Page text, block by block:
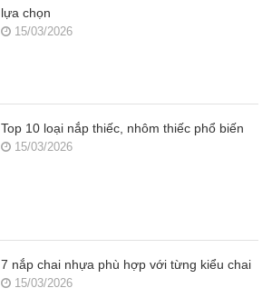
lựa chọn
15/03/2026
Top 10 loại nắp thiếc, nhôm thiếc phổ biến
15/03/2026
7 nắp chai nhựa phù hợp với từng kiểu chai
15/03/2026